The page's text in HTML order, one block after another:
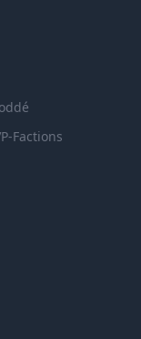
Factions